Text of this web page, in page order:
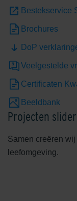
Edelrood
Bestekservice
Brochures
DoP
Veelgestelde
Certificaten
Beeldbank
Projecten slider
Samen creëren
leefomgeving.